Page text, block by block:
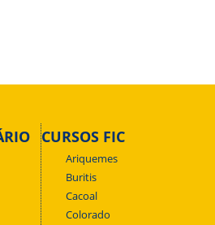
CURSOS FIC
Ariquemes
Buritis
Cacoal
Colorado